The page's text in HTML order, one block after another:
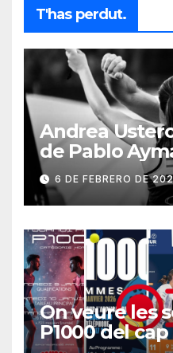
T'has perdut.
Andrea
de Pablo
6 DE FEBRERO DE
On veure les
P1000 del